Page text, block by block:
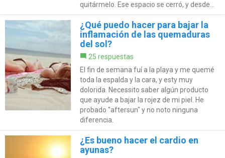
quitármelo. Ese espacio se cerró, y desde...
¿Qué puedo hacer para bajar la
inflamación de las quemaduras
del sol?
25 respuestas
El fin de semana fuí a la playa y me quemé
toda la espalda y la cara, y esty muy
dolorida. Necessito saber algún producto
que ayude a bajar la rojez de mi piel. He
probado "aftersun" y no noto ninguna
diferencia.
¿Es bueno hacer el cardio en
ayunas?